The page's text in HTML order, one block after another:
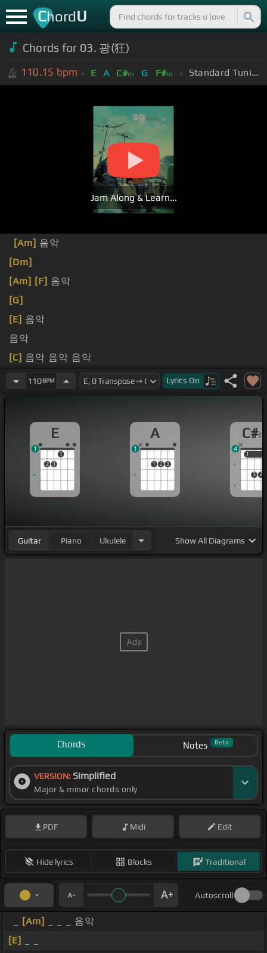
ChordU
Chords for 03. 광(狂)
110.15 bpm E A C#m G F#m Standard Tuning (EADGBE)
Jam Along & Learn...
[Am] 음악
[Dm]
[Am] [F] 음악
[G]
[E] 음악
음악
[C] 음악 음악 음악
음악110BPM Lyrics On
E
2 3
1
1
A
1 2 3
1
C#
1
3 4
1
4
Guitar Piano Ukulele ShowAll Diagrams
Chords Notes Beta
VERSION: Simplified
Major & minor chords only
PDF Midi Edit
Hide lyrics Blocks Traditional
Autoscroll
[Am]
_ _ _ 음악
[E]